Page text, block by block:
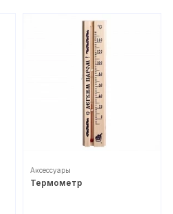
Аксессуары
Термометр